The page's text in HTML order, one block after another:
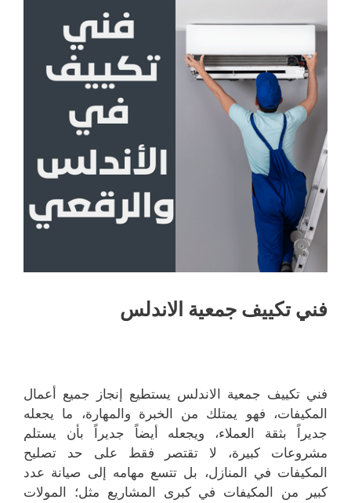
فني تكييف جمعية الاندلس
فني تكييف جمعية الاندلس يستطيع إنجاز جميع أعمال
المكيفات، فهو يمتلك من الخبرة والمهارة، ما يجعله
جديراً بثقة العملاء، ويجعله أيضاً جديراً بأن يستلم
مشروعات كبيرة، لا تقتصر فقط على حد تصليح
المكيفات في المنازل، بل تتسع مهامه إلى صيانة عدد
كبير من المكيفات في كبرى المشاريع مثل؛ المولات